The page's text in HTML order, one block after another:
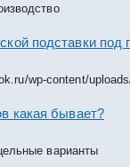
подставки
wp-content/
какая бывает?
варианты